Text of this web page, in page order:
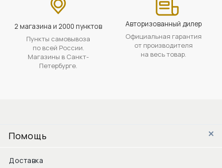
2 магазина и 2000 пунктов
Пункты самовывоза
по всей России.
Магазины в Санкт-
Петербурге.
Авторизованный дилер
Официальная гарантия
от производителя
на весь товар.
Помощь
Доставка